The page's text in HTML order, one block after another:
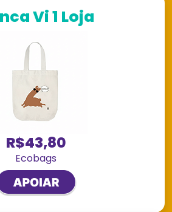
Vi 1 Loja
R$43,80
Ecobags